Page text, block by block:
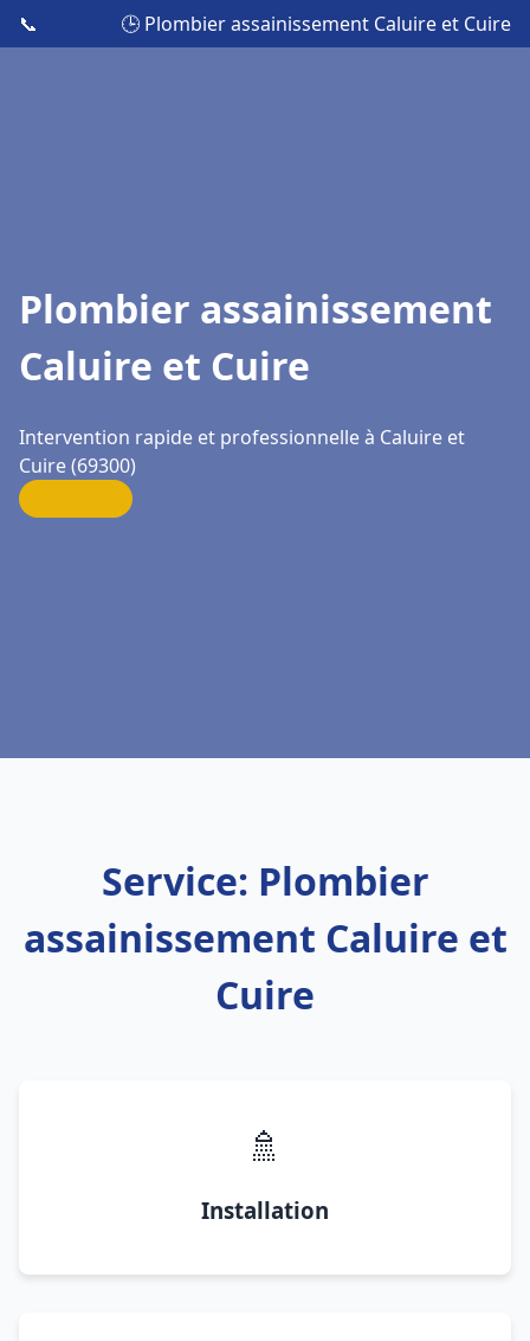
📞 🕒 Plombier assainissement Caluire et Cuire
Plombier assainissement
Caluire et Cuire
Intervention rapide et professionnelle à Caluire et
Cuire (69300)
Service: Plombier
assainissement Caluire et
Cuire
🚿
Installation